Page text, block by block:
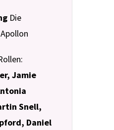
Die
Jamie
Snell,
Daniel